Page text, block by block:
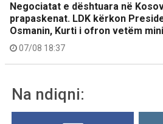
Negociatat e dështuara në
prapaskenat. LDK kërkon
Osmanin, Kurti i ofron vetëm
07/08 18:37
Na ndiqni: